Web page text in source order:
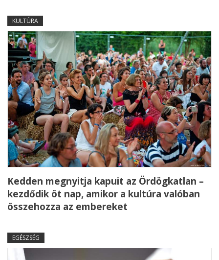
KULTÚRA
Kedden megnyitja kapuit az Ördögkatlan –
kezdődik öt nap, amikor a kultúra valóban
összehozza az embereket
EGÉSZSÉG